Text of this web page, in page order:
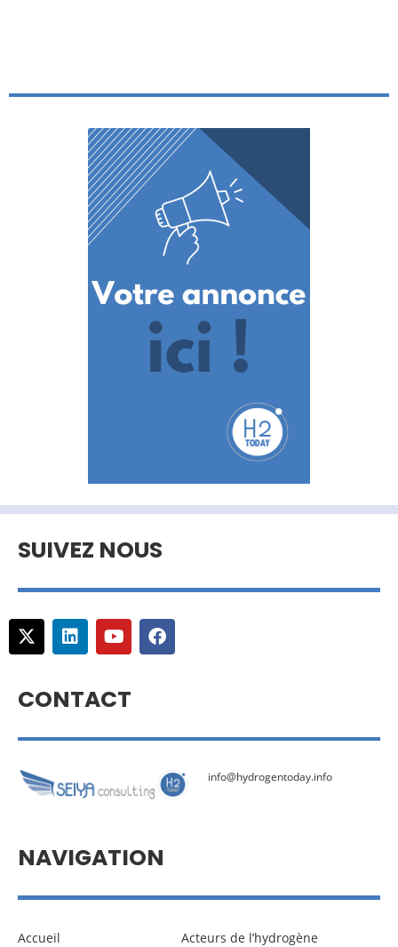
SUIVEZ NOUS
CONTACT
info@hydrogentoday.info
NAVIGATION
Accueil Acteurs de l’hydrogène